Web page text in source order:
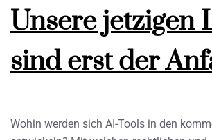
Unsere jetzigen
sind erst der
Wohin werden sich AI-Tools in den